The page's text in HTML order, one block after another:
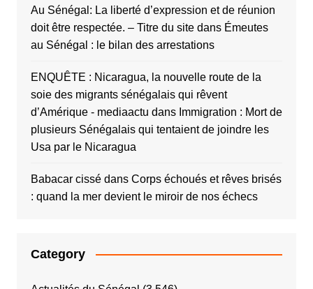
Au Sénégal: La liberté d’expression et de réunion
doit être respectée. – Titre du sitedans Émeutes
au Sénégal : le bilan des arrestations
ENQUÊTE : Nicaragua, la nouvelle route de la
soie des migrants sénégalais qui rêvent
d’Amérique - mediaactu dans Immigration : Mort de
plusieurs Sénégalais qui tentaient de joindre les
Usa par le Nicaragua
Babacar cissédans Corps échoués et rêves brisés
: quand la mer devient le miroir de nos échecs
Category